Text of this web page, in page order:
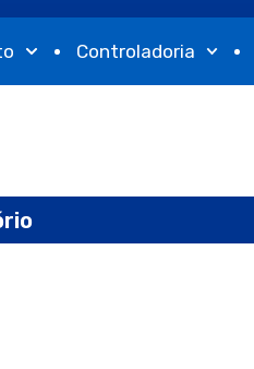
Controladoria